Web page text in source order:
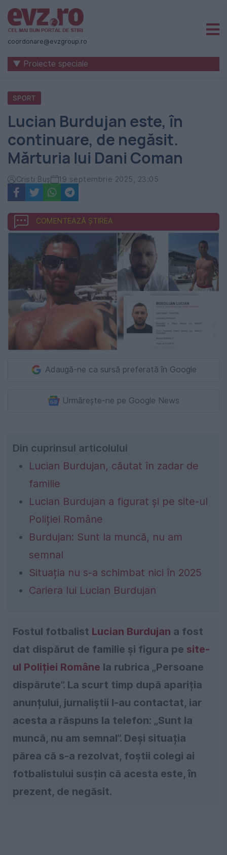
Știri
naționale
internaționale
România
-
Evenimentul
Zilei
coordonare@evzgroup.ro
▼ Proiecte speciale
SPORT
Lucian Burdujan este, în
continuare, de negăsit.
Mărturia lui Dani Coman
Cristi Buș 19 septembrie 2025, 23:05
COMENTEAZĂ ȘTIREA
Adaugă-ne ca sursă preferată în Google
Urmărește-ne pe Google News
Din cuprinsul articolului
Lucian Burdujan, căutat în zadar de
familie
Lucian Burdujan a figurat și pe site-ul
Poliției Române
Burdujan: Sunt la muncă, nu am
semnal
Situația nu s-a schimbat nici în 2025
Cariera lui Lucian Burdujan
Fostul fotbalist Lucian Burdujan a fost
dat dispărut de familie și figura pe site-
ul Poliției Române la rubrica „Persoane
dispărute”. La scurt timp după apariția
anunțului, jurnaliștii l-au contactat, iar
acesta a răspuns la telefon: „Sunt la
muncă, nu am semnal”. Deși situația
părea că s-a rezolvat, foștii colegi ai
fotbalistului susțin că acesta este, în
prezent, de negăsit.